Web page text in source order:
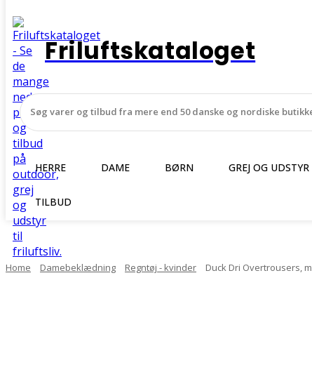
Friluftskataloget
HERRE DAME BØRN GREJ OG UDSTYR
TILBUD
Home Damebeklædning Regntøj - kvinder Duck Dri Overtrousers,